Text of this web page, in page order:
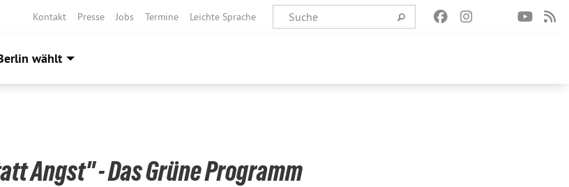
Kontakt Presse Jobs Termine Leichte Sprache
wählt
Angst" - Das Grüne Programm